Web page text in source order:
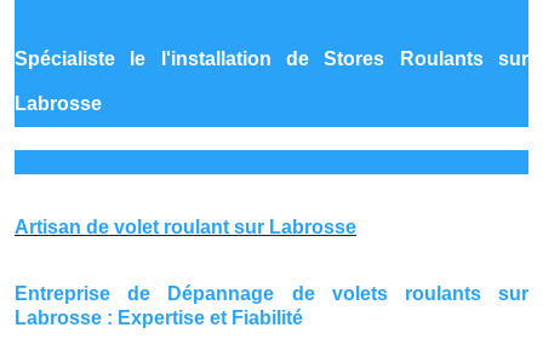
Spécialiste le l'installation de Stores Roulants sur
Labrosse
Artisan de volet roulant sur Labrosse
Entreprise de Dépannage de volets roulants sur
Labrosse : Expertise et Fiabilité